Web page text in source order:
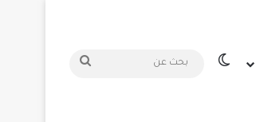
الوضع المظلم